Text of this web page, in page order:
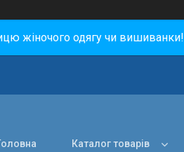
жіночого одягу чи вишиванки!
Каталог товарів